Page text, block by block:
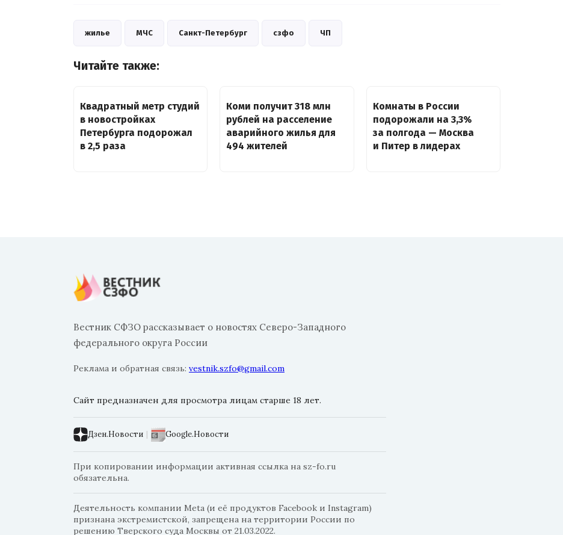
жилье МЧС Санкт-Петербург сзфо ЧП
Читайте также:
Квадратный метр студий
в новостройках
Петербурга подорожал
в 2,5 раза
Коми получит 318 млн
рублей на расселение
аварийного жилья для
494 жителей
Комнаты в России
подорожали на 3,3%
за полгода — Москва
и Питер в лидерах
Вестник СФЗО рассказывает о новостях Северо-Западного
федерального округа России
Реклама и обратная связь: vestnik.szfo@gmail.com
Сайт предназначен для просмотра лицам старше 18 лет.
Дзен.Новости | Google.Новости
При копировании информации активная ссылка на sz-fo.ru
обязательна.
Деятельность компании Meta (и её продуктов Facebook и Instagram)
признана экстремистской, запрещена на территории России по
решению Тверского суда Москвы от 21.03.2022.